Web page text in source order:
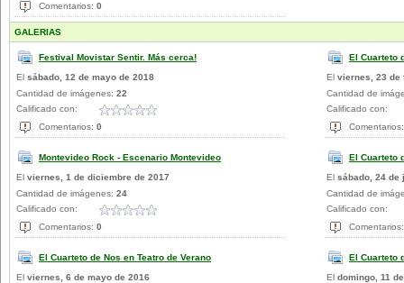
Comentarios: 0
GALERIAS
Festival Movistar Sentir. Más cerca!
El sábado, 12 de mayo de 2018
Cantidad de imágenes: 22
Calificado con:
Comentarios: 0
El Cuarteto
El viernes, 23 de
Cantidad de
Calificado con:
Montevideo Rock - Escenario Montevideo
El viernes, 1 de diciembre de 2017
Cantidad de imágenes: 24
Calificado con:
Comentarios: 0
El Cuarteto
El sábado, 24 de
Cantidad de
Calificado con:
El Cuarteto de Nos en Teatro de Verano
El viernes, 6 de mayo de 2016
El Cuarteto
El domingo, 11